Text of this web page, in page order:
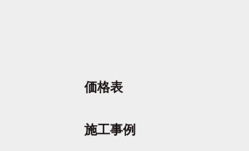
価格表
施工事例